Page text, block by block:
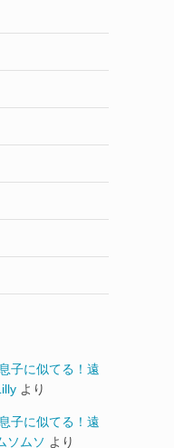
子に似てる！遠
より
子に似てる！遠
ソムソ より